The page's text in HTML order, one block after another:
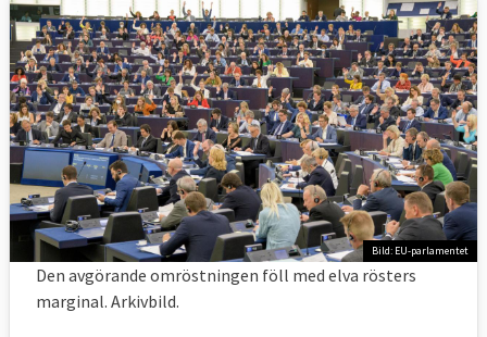
Bild: EU-parlamentet
Den avgörande omröstningen föll med elva rösters
marginal. Arkivbild.